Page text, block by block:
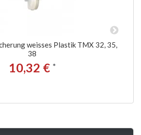
weisses Plastik TMX 32, 35,
38
10,32 € *